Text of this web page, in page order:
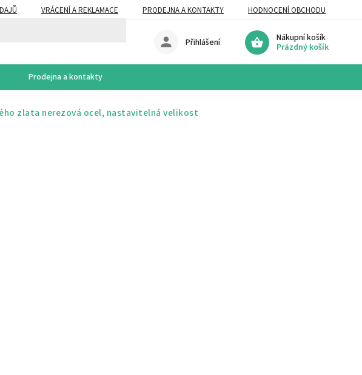
VRÁCENÍ A REKLAMACE PRODEJNA A KONTAKTY HODNOCENÍ OBCHODU
Nákupní košík
Prázdný košík
Přihlášení
Prodejna a kontakty
zlata nerezová ocel, nastavitelná velikost